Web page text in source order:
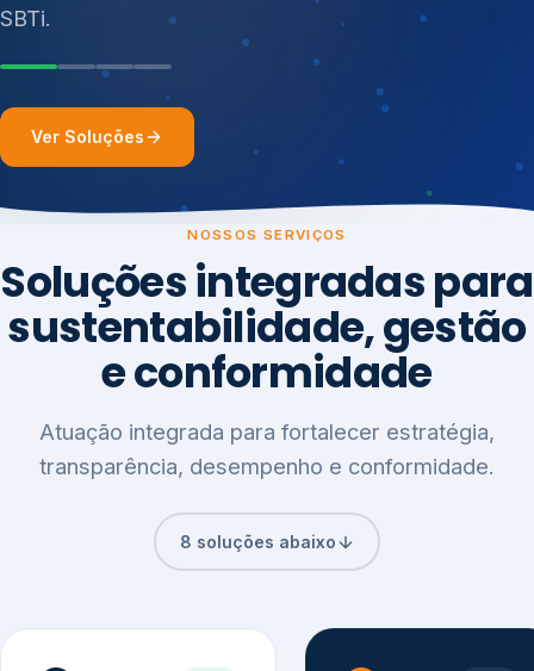
Ver Soluções
NOSSOS SERVIÇOS
Soluções integradas para
sustentabilidade, gestão
e conformidade
Atuação integrada para fortalecer estratégia,
transparência, desempenho e conformidade.
8 soluções abaixo